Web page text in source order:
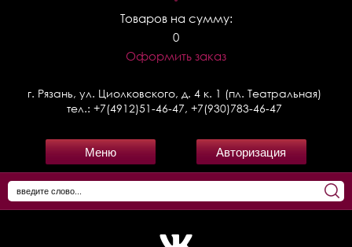
Товаров на сумму:
0
Оформить заказ
г. Рязань, ул. Циолковского, д. 4 к. 1 (пл. Театральная)
тел.: +7(4912)51-46-47, +7(930)783-46-47
Меню Авторизация